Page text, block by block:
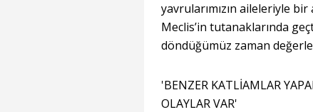
yavrularımızın aileleriyle
Meclis’in tutanaklarında
döndüğümüz zaman
'BENZER KATLİAMLAR
OLAYLAR VAR'